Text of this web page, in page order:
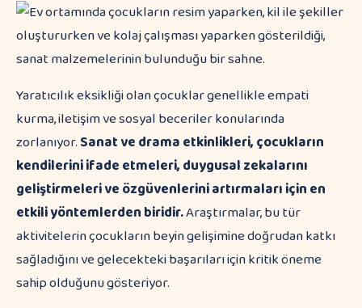
Yaratıcılık eksikliği olan çocuklar genellikle empati
kurma, iletişim ve sosyal beceriler konularında
zorlanıyor.Sanat ve drama etkinlikleri, çocukların
kendilerini ifade etmeleri, duygusal zekalarını
geliştirmeleri ve özgüvenlerini artırmaları için en
etkili yöntemlerden biridir.Araştırmalar, bu tür
aktivitelerin çocukların beyin gelişimine doğrudan katkı
sağladığını ve gelecekteki başarıları için kritik öneme
sahip olduğunu gösteriyor.